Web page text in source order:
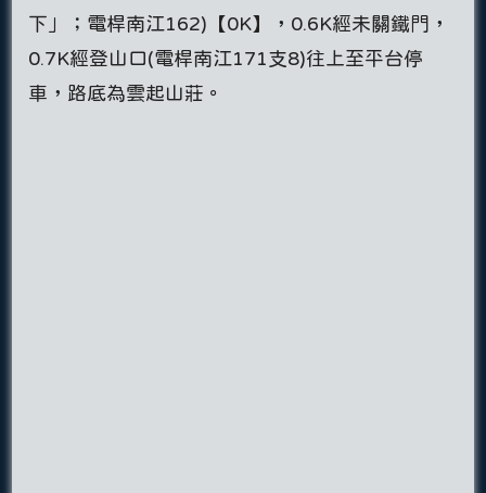
下」；電桿南江162)【0K】，0.6K經未關鐵門，
0.7K經登山口(電桿南江171支8)往上至平台停
車，路底為雲起山莊。